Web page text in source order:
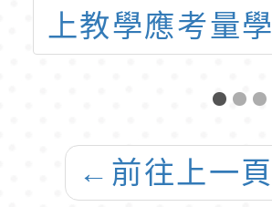
上教學應考量學
力影響說明
← 前往上一頁